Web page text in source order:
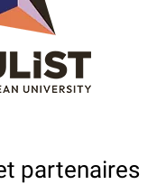
partenaires